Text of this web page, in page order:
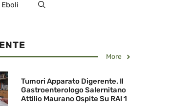
Eboli
More
Tumori Apparato Digerente. Il
Gastroenterologo Salernitano
Attilio Maurano Ospite Su RAI 1